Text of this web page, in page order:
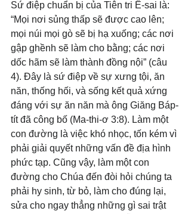
Sứ điệp chuẩn bị của Tiên tri Ê-sai là:
“Mọi nơi sủng thấp sẽ được cao lên;
mọi núi mọi gò sẽ bị hạ xuống; các nơi
gập ghềnh sẽ làm cho bằng; các nơi
dốc hãm sẽ làm thành đồng nội” (câu
4). Đây là sứ điệp về sự xưng tội, ăn
năn, thống hối, và sống kết quả xứng
đáng với sự ăn năn mà ông Giăng Báp-
tít đã công bố (Ma-thi-ơ 3:8). Làm một
con đường là việc khó nhọc, tốn kém vì
phải giải quyết những vấn đề địa hình
phức tạp. Cũng vậy, làm một con
đường cho Chúa đến đòi hỏi chúng ta
phải hy sinh, từ bỏ, làm cho đúng lại,
sửa cho ngay thẳng những gì sai trật